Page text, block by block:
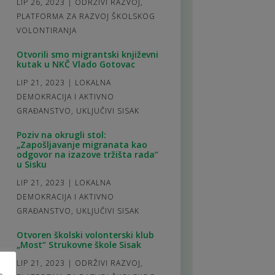
PLATFORMA ZA RAZVOJ ŠKOLSKOG
VOLONTIRANJA
Otvorili smo migrantski književni
kutak u NKČ Vlado Gotovac
LIP 21, 2023 | LOKALNA
DEMOKRACIJA I AKTIVNO
GRAĐANSTVO, UKLJUČIVI SISAK
Poziv na okrugli stol:
„Zapošljavanje migranata kao
odgovor na izazove tržišta rada“
u Sisku
LIP 21, 2023 | LOKALNA
DEMOKRACIJA I AKTIVNO
GRAĐANSTVO, UKLJUČIVI SISAK
Otvoren školski volonterski klub
„Most“ Strukovne škole Sisak
LIP 21, 2023 | ODRŽIVI RAZVOJ,